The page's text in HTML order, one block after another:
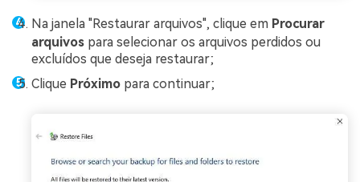
Na janela "Restaurar arquivos", clique em Procurar
arquivos para selecionar os arquivos perdidos ou
excluídos que deseja restaurar;
Clique Próximo para continuar;